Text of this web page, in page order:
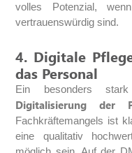
volles Potenzial,
vertrauenswürdig sind.
4. Digitale
das Personal
Ein besonders
Digitalisierung der
Fachkräftemangels ist
eine qualitativ